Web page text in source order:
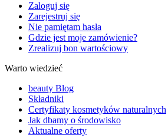
Zaloguj się
Zarejestruj się
Nie pamiętam hasła
Gdzie jest moje zamówienie?
Zrealizuj bon wartościowy
Warto wiedzieć
beauty Blog
Składniki
Certyfikaty kosmetyków naturalnych
Jak dbamy o środowisko
Aktualne oferty